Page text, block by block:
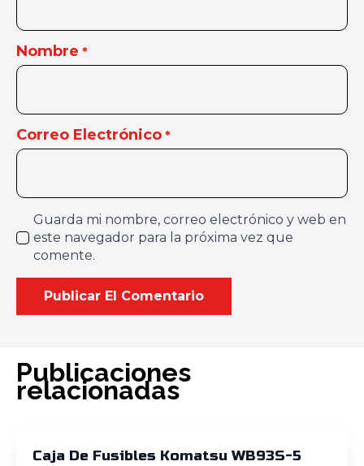
Nombre *
Correo Electrónico *
Guarda mi nombre, correo electrónico y web en
este navegador para la próxima vez que
comente.
Publicaciones
relacionadas
Caja De Fusibles Komatsu WB93S-5